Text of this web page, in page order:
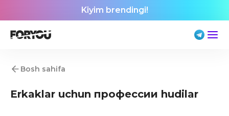
Kiyim brendingi!
Bosh sahifa
Erkaklar uchun профессии hudilar